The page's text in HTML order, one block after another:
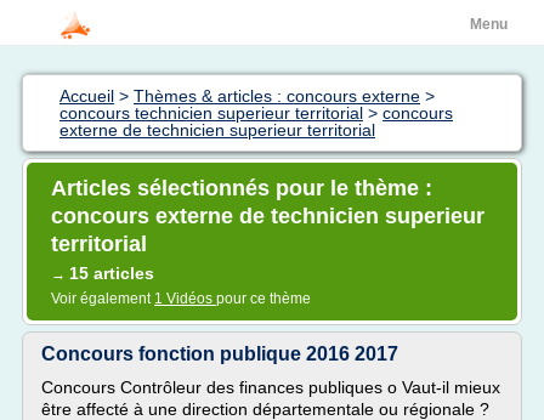
Menu
Accueil > Thèmes & articles : concours externe >
concours technicien superieur territorial > concours
externe de technicien superieur territorial
Articles sélectionnés pour le thème :
concours externe de technicien superieur
territorial
→ 15 articles
Voir également 1 Vidéos pour ce thème
Concours fonction publique 2016 2017
Concours Contrôleur des finances publiques o Vaut-il mieux
être affecté à une direction départementale ou régionale ?